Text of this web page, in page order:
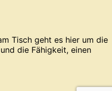
Tisch geht es hier um die
die Fähigkeit, einen